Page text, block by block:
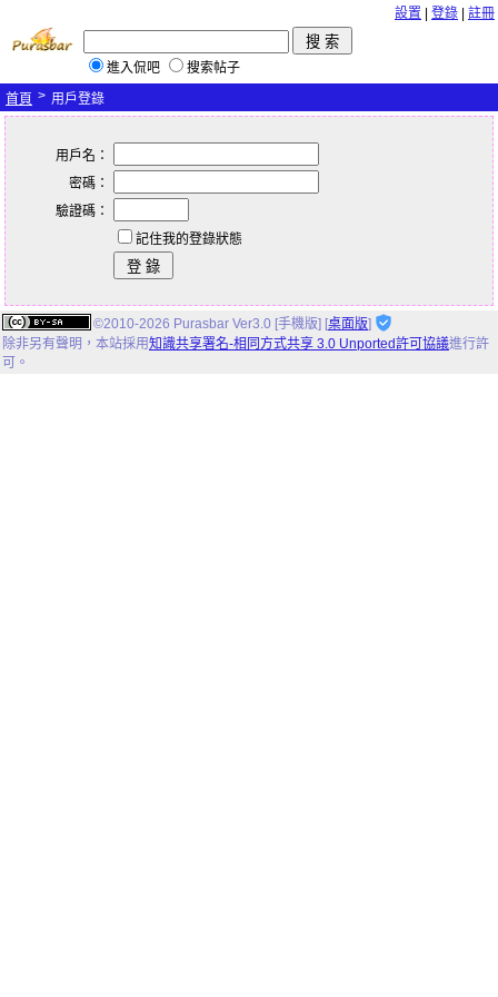
設置 登錄 註冊
進入侃吧
搜索帖子
首頁 > 用戶登錄
用戶名：
密碼：
驗證碼：
記住我的登錄狀態
©2010-2026 Purasbar Ver3.0 [手機版] [桌面版]
除非另有聲明， 本站採用知識共享署名-相同方式共享 3.0 Unported許可協議進行許
可。